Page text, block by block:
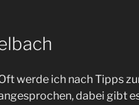
werde ich nach Tipps
dabei gibt